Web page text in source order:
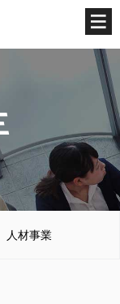
人材事業